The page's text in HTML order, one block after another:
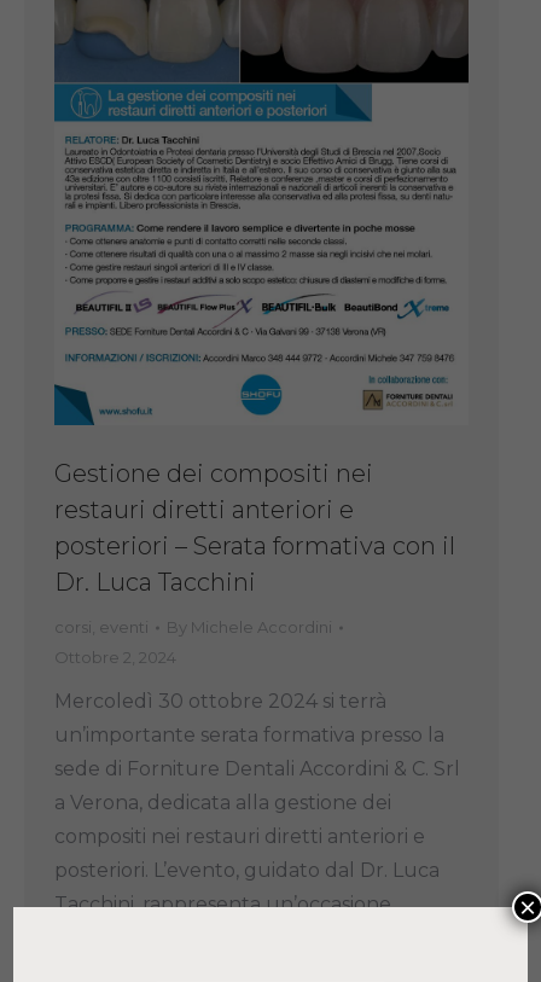
Gestione dei compositi nei
restauri diretti anteriori e
posteriori – Serata formativa con il
Dr. Luca Tacchini
corsi eventi By Michele Accordini
Ottobre 2, 2024
Mercoledì 30 ottobre 2024 si terrà
un’importante serata formativa presso la
sede di Forniture Dentali Accordini & C. Srl
a Verona, dedicata alla gestione dei
compositi nei restauri diretti anteriori e
posteriori. L’evento, guidato dal Dr. Luca
Tacchini, rappresenta un’occasione
×